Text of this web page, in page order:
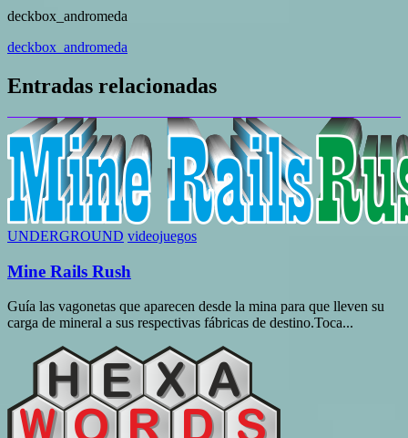
deckbox_andromeda
Navegación
de
entradas
deckbox_andromeda
Entradas relacionadas
UNDERGROUND videojuegos
Mine Rails Rush
Guía las vagonetas que aparecen desde la mina para que lleven su
carga de mineral a sus respectivas fábricas de destino.Toca...